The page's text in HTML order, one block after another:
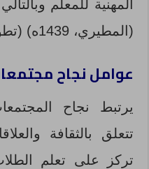
المهنية للمعلم
(المطيري، 1439ه) (تطوير، 1436ه)
عوامل نجاح
يرتبط نجاح
تتعلق بالثقافة
تركز على تعلم